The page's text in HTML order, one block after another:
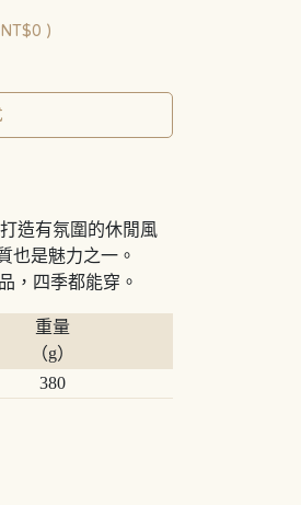
NT$0 )
造有氛圍的休閒風
也是魅力之一。
，四季都能穿。
重量
（g）
380